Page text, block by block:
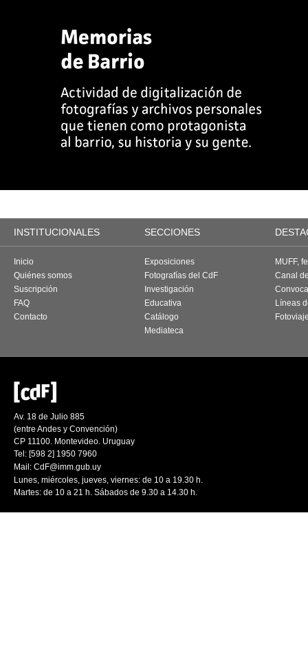
INSTITUCIONALES SECCIONES
Inicio
Quiénes somos
Suscripción
FAQ
Contacto
Exposiciones
Fotografías del CdF
Investigación
Educativa
Catálogo
Mediateca
MUFF,
Canal
Líneas
Av. 18 de Julio 885
(entre Andes y Convención)
CP 11100. Montevideo. Uruguay
Tel: [598 2] 1950 7960
Mail: CdF@imm.gub.uy
Lunes, miércoles, jueves, viernes: de 10 a 19.30 h.
Martes: de 10 a 21 h. Sábados de 9.30 a 14.30 h.